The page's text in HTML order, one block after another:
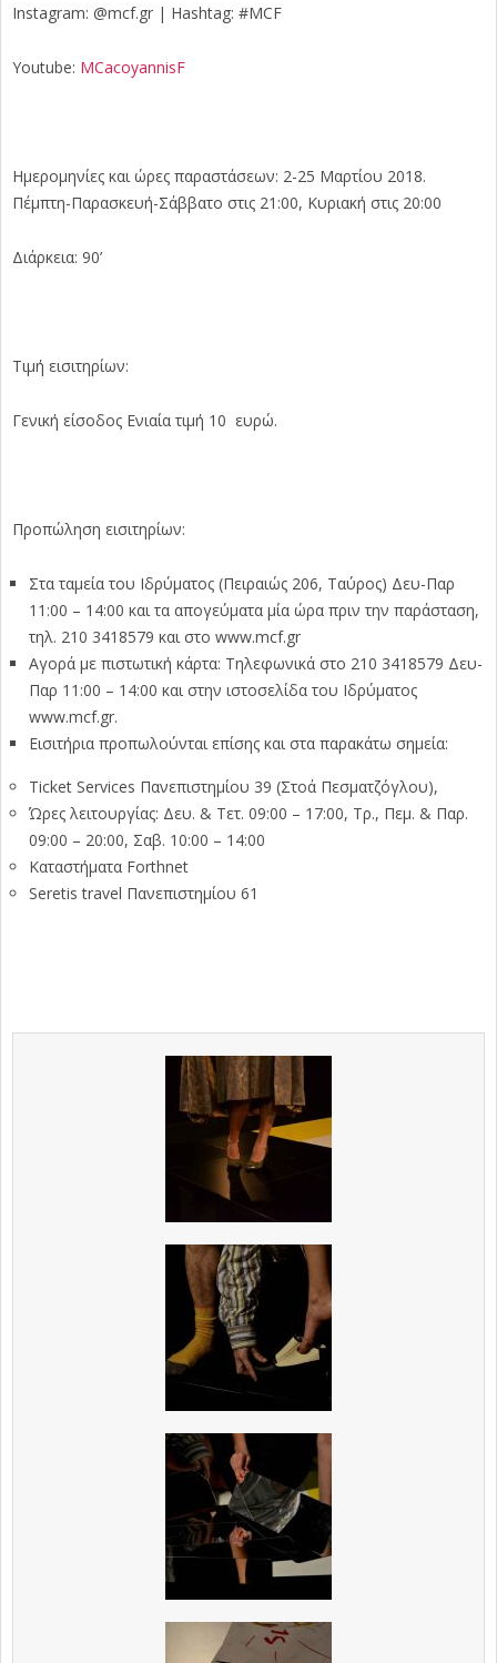
Instagram: @mcf.gr | Hashtag: #MCF
Youtube: MCacoyannisF
Ημερομηνίες και ώρες παραστάσεων: 2-25 Μαρτίου 2018.
Πέμπτη-Παρασκευή-Σάββατο στις 21:00, Κυριακή στις 20:00
Διάρκεια: 90’
Τιμή εισιτηρίων:
Γενική είσοδος Ενιαία τιμή 10 ευρώ.
Προπώληση εισιτηρίων:
Στα ταμεία του Ιδρύματος (Πειραιώς 206, Ταύρος) Δευ-Παρ
11:00 – 14:00 και τα απογεύματα μία ώρα πριν την παράσταση,
τηλ. 210 3418579 και στο www.mcf.gr
Αγορά με πιστωτική κάρτα: Τηλεφωνικά στο 210 3418579 Δευ-
Παρ 11:00 – 14:00 και στην ιστοσελίδα του Ιδρύματος
www.mcf.gr.
Εισιτήρια προπωλούνται επίσης και στα παρακάτω σημεία:
Ticket Services Πανεπιστημίου 39 (Στοά Πεσματζόγλου),
Ώρες λειτουργίας: Δευ. & Τετ. 09:00 – 17:00, Τρ., Πεμ. & Παρ.
09:00 – 20:00, Σαβ. 10:00 – 14:00
Καταστήματα Forthnet
Seretis travel Πανεπιστημίου 61